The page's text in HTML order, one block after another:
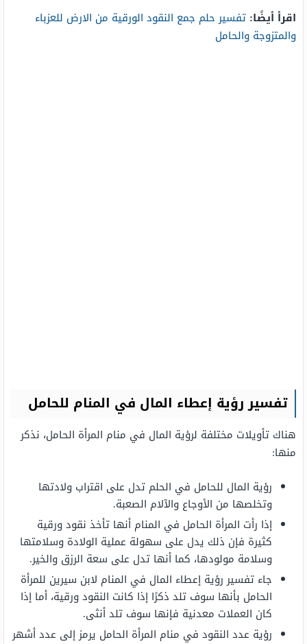
اقرأ أيضًا: تفسير حلم جمع النقود الورقية من الارض للعزباء
والمتزوجة والحامل
تفسير رؤية إعطاء المال في المنام للحامل
هناك تأويلات مختلفة لرؤية المال في منام المرأة الحامل، نذكر
منها:
رؤية المال للحامل في الحلم تدل على اقتراب ولادتها
وتخلصها من الأوجاع والآلام الصعبة.
إذا رأت المرأة الحامل في المنام أنها تأخذ نقود ورقية
كثيرة فإن ذلك يدل على سهولة عملية الولادة وسلامتها
وسلامة مولودها، كما أنها تدل على سعة الرزق والخير.
جاء تفسير رؤية إعطاء المال في المنام لابن سيرين للمرأة
الحامل بأنها سوف تلد ذكرًا إذا كانت النقود ورقية، أما إذا
كان العملات معدنية فإنها سوف تلد أنثى.
رؤية عدد النقود في منام المرأة الحامل يرمز إلى عدد أشهر